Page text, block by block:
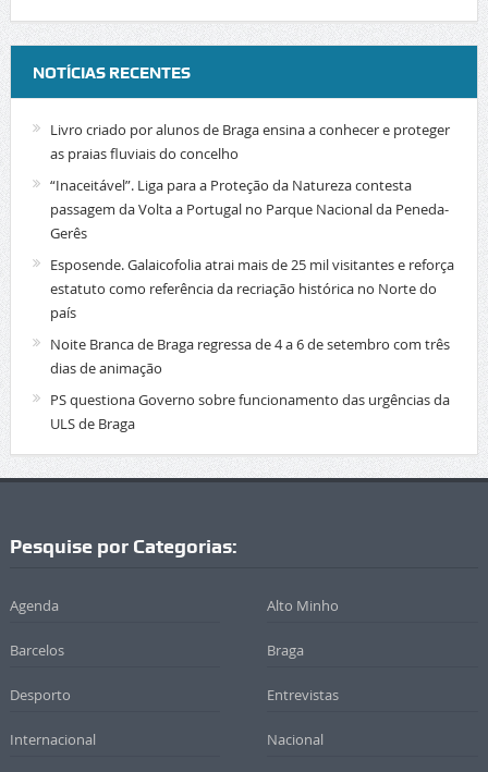
NOTÍCIAS RECENTES
Livro criado por alunos de Braga ensina a conhecer e proteger
as praias fluviais do concelho
“Inaceitável”. Liga para a Proteção da Natureza contesta
passagem da Volta a Portugal no Parque Nacional da Peneda-
Gerês
Esposende. Galaicofolia atrai mais de 25 mil visitantes e reforça
estatuto como referência da recriação histórica no Norte do
país
Noite Branca de Braga regressa de 4 a 6 de setembro com três
dias de animação
PS questiona Governo sobre funcionamento das urgências da
ULS de Braga
Pesquise por Categorias:
Agenda Alto Minho
Barcelos Braga
Desporto Entrevistas
Internacional Nacional